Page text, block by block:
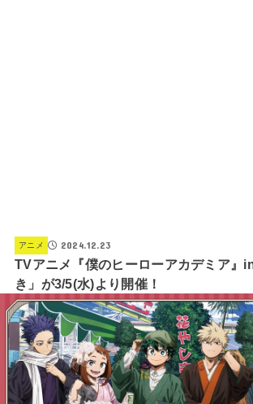
アニメ 2024.12.23
TVアニメ『僕のヒーローアカデミア』
き」が3/5(水)より開催！